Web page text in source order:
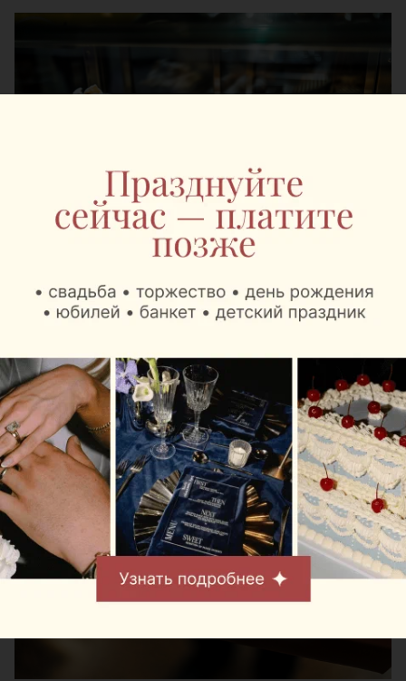
Отдельного внимания заслуживает фирменный
хворост Mak.by. Большую коробку традиционного
полет или привезти в качестве вкусного подарка
из Беларуси.